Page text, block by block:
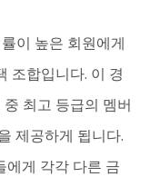
이 높은 회원에게
조합입니다. 이 경
최고 등급의 멤버
제공하게 됩니다.
에게 각각 다른 금